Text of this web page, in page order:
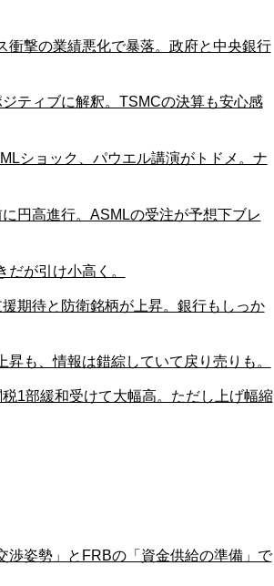
衝撃の業績悪化で暴落。政府と中央銀行
ティブに解釈。TSMCの決算も安心感
ショック、パウエル講演がトドメ。ナ
円高進行。ASMLの受注が予想下ブレ
が引け小高く。
期待と防衛銘柄が上昇。銀行もしっか
も、情報は錯綜していて戻り売りも。
1部緩和受けて大幅高。ただし上げ幅縮
渉姿勢」とFRBの「資金供給の準備」で